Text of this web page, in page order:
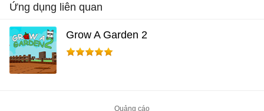
Ứng dụng liên quan
Grow A Garden 2